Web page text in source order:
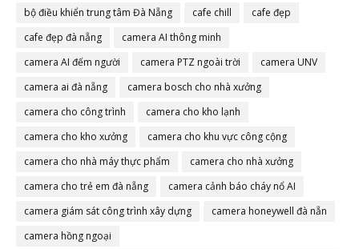
bộ điều khiển trung tâm Đà Nẵng
cafe chill
cafe đẹp
cafe đẹp đà nẵng
camera AI thông minh
camera AI đếm người
camera PTZ ngoài trời
camera UNV
camera ai đà nẵng
camera bosch cho nhà xưởng
camera cho công trình
camera cho kho lạnh
camera cho kho xưởng
camera cho khu vực công cộng
camera cho nhà máy thực phẩm
camera cho nhà xưởng
camera cho trẻ em đà nẵng
camera cảnh báo cháy nổ AI
camera giám sát công trình xây dựng
camera honeywell đà nẵn
camera hồng ngoại